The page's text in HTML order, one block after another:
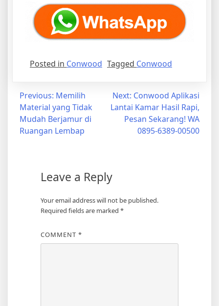
Posted in Conwood Tagged Conwood
Post
navigation
Previous: Memilih
Material yang Tidak
Mudah Berjamur di
Ruangan Lembap
Next: Conwood Aplikasi
Lantai Kamar Hasil Rapi,
Pesan Sekarang! WA
0895-6389-00500
Leave a Reply
Your email address will not be published.
Required fields are marked *
COMMENT *